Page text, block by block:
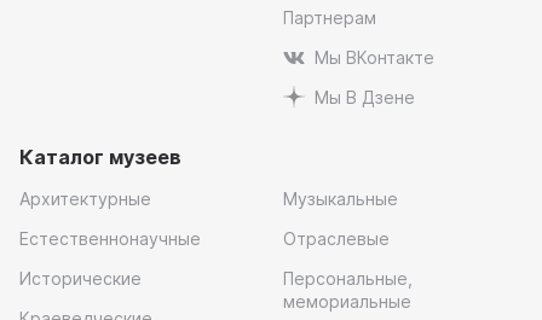
Партнерам
Мы ВКонтакте
Мы В Дзене
Каталог музеев
Архитектурные
Естественнонаучные
Исторические
Музыкальные
Отраслевые
Персональные,
мемориальные